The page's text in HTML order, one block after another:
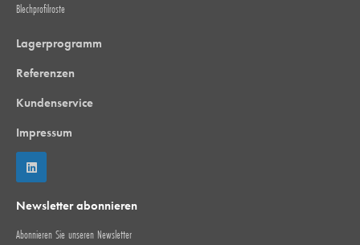
Blechprofilroste
Lagerprogramm
Referenzen
Kundenservice
Impressum
Newsletter abonnieren
Abonnieren Sie unseren Newsletter